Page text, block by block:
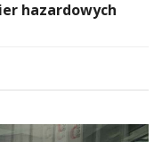
hazardowych